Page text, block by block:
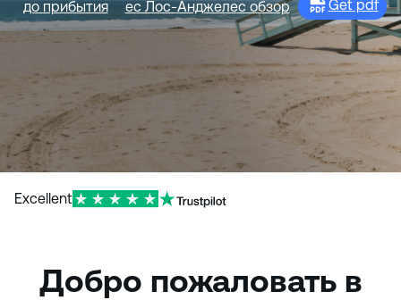
ю
до прибытия ec Лос-Анджелес обзор Get pdf
Excellent
Добро пожаловать в